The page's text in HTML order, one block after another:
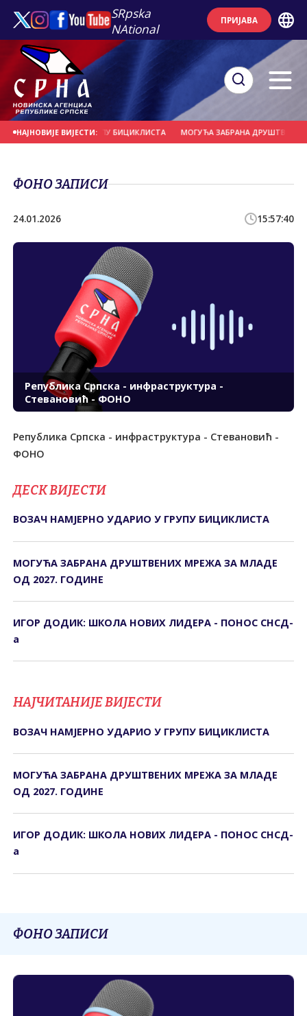
SRpska
NAtional
ПРИЈАВА
НАЈНОВИЈЕ ВИЈЕСТИ:
УДАРИО У ГРУПУ БИЦИКЛИСТА МОГУЋА ЗАБРАНА ДРУШТВЕНИХ
ФОНО ЗАПИСИ
24.01.2026 15:57:40
Република Српска - инфраструктура -
Стевановић - ФОНО
Република Српска - инфраструктура - Стевановић -
ФОНО
ДЕСК ВИЈЕСТИ
ВОЗАЧ НАМЈЕРНО УДАРИО У ГРУПУ БИЦИКЛИСТА
МОГУЋА ЗАБРАНА ДРУШТВЕНИХ МРЕЖА ЗА МЛАДЕ
ОД 2027. ГОДИНЕ
ИГОР ДОДИК: ШКОЛА НОВИХ ЛИДЕРА - ПОНОС СНСД-
а
НАЈЧИТАНИЈЕ ВИЈЕСТИ
ВОЗАЧ НАМЈЕРНО УДАРИО У ГРУПУ БИЦИКЛИСТА
МОГУЋА ЗАБРАНА ДРУШТВЕНИХ МРЕЖА ЗА МЛАДЕ
ОД 2027. ГОДИНЕ
ИГОР ДОДИК: ШКОЛА НОВИХ ЛИДЕРА - ПОНОС СНСД-
а
ФОНО ЗАПИСИ